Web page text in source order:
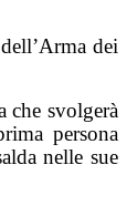
dei
che svolgerà
persona
nelle sue